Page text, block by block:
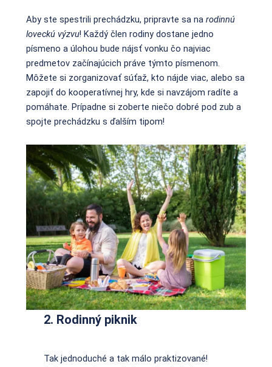
Aby ste spestrili prechádzku, pripravte sa na rodinnú
loveckú výzvu! Každý člen rodiny dostane jedno
písmeno a úlohou bude nájsť vonku čo najviac
predmetov začínajúcich práve týmto písmenom.
Môžete si zorganizovať súťaž, kto nájde viac, alebo sa
zapojiť do kooperatívnej hry, kde si navzájom radíte a
pomáhate. Prípadne si zoberte niečo dobré pod zub a
spojte prechádzku s ďalším tipom!
2. Rodinný piknik
Tak jednoduché a tak málo praktizované!